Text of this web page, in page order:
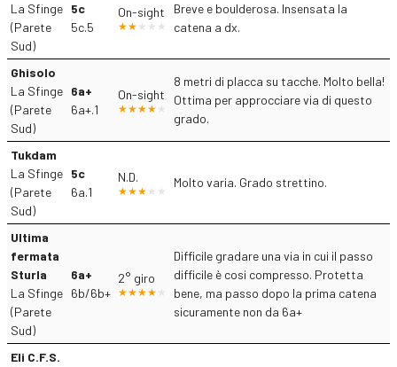
La Sfinge
(Parete
Sud)
5c
5c.5
On-sight
Breve e boulderosa. Insensata la
catena a dx.
Ghisolo
La Sfinge
(Parete
Sud)
6a+
6a+.1
On-sight
8 metri di placca su tacche. Molto bella!
Ottima per approcciare via di questo
grado.
Tukdam
La Sfinge
(Parete
Sud)
5c
6a.1
N.D. Molto varia. Grado strettino.
Ultima
fermata
Sturla
La Sfinge
(Parete
Sud)
6a+
6b/6b+
2° giro
Difficile gradare una via in cui il passo
difficile è cosi compresso. Protetta
bene, ma passo dopo la prima catena
sicuramente non da 6a+
Eli C.F.S.